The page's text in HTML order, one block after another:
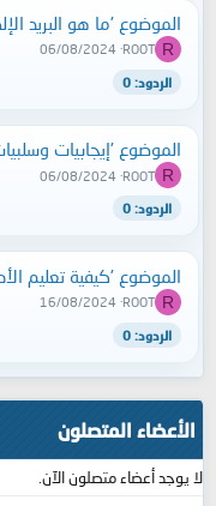
الموضوع 'ما هو البريد
R
ROOT
06/08/2024
الردود: 0
الموضوع 'إيجابيات
R
ROOT
06/08/2024
الردود: 0
الموضوع 'كيفية تعليم
R
ROOT
16/08/2024
الردود: 0
الأعضاء المتصلون
لا يوجد أعضاء متصلون الآن.